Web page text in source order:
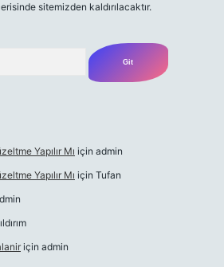
sitemizden kaldırılacaktır.
Yapılır Mı için admin
Yapılır Mı için Tufan
için admin